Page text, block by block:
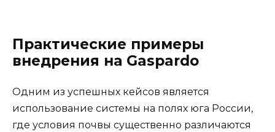
Практические примеры
внедрения на Gaspardo
Одним из успешных кейсов является
использование системы на полях юга России,
где условия почвы существенно различаются